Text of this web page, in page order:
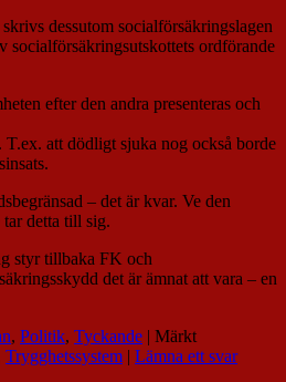
dessutom socialförsäkringslagen
socialförsäkringsutskottets ordförande
efter den andra presenteras och
att dödligt sjuka nog också borde
– det är kvar. Ve den
detta till sig.
styr tillbaka FK och
det är ämnat att vara – en
, Politik, Tyckande | Märkt
Trygghetssystem | Lämna ett svar